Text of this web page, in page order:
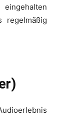
regelmäßig